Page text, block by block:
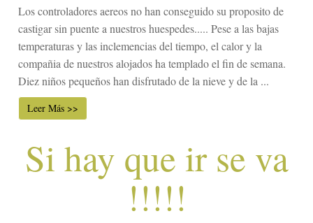
Los controladores aereos no han conseguido su proposito de
castigar sin puente a nuestros huespedes..... Pese a las bajas
temperaturas y las inclemencias del tiempo, el calor y la
compañia de nuestros alojados ha templado el fin de semana.
Diez niños pequeños han disfrutado de la nieve y de la ...
Leer Más >>
Si hay que ir se va
!!!!!